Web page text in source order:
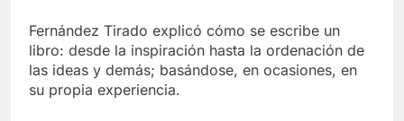
Fernández Tirado explicó cómo se escribe un
libro: desde la inspiración hasta la ordenación de
las ideas y demás; basándose, en ocasiones, en
su propia experiencia.